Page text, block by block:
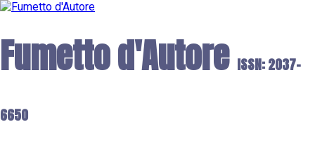
Fumetto d'Autore ISSN: 2037-
6650